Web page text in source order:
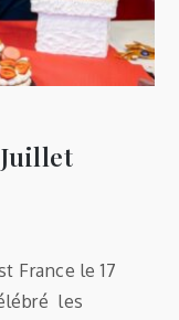
France le 17
les